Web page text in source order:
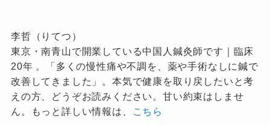
李哲（りてつ）
東京・南青山で開業している中国人鍼灸師です｜臨床
20年 。「多くの慢性痛や不調を、薬や手術なしに鍼で
改善してきました」。本気で健康を取り戻したいと考
えの方、どうぞお読みください。甘い約束はしませ
ん。もっと詳しい情報は、
こちら